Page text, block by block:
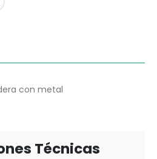
con metal
Técnicas